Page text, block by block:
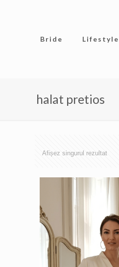
Bride Lifestyle
halat pretios
Afișez singurul rezultat